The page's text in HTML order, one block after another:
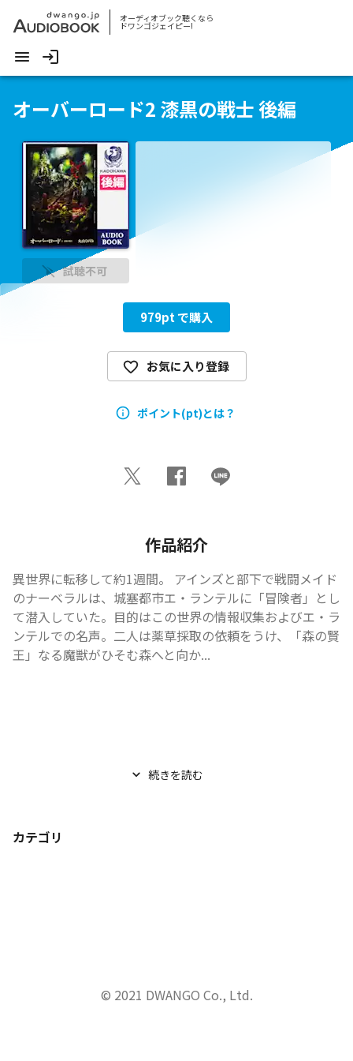
オーディオブック聴くなら
ドワンゴジェイピー!
オーバーロード2 漆黒の戦士 後編
試聴不可
979pt で購入
お気に入り登録
ポイント(pt)とは？
作品紹介
異世界に転移して約1週間。 アインズと部下で戦闘メイド
のナーベラルは、城塞都市エ・ランテルに「冒険者」とし
て潜入していた。目的はこの世界の情報収集およびエ・ラ
ンテルでの名声。二人は薬草採取の依頼をうけ、「森の賢
王」なる魔獣がひそむ森へと向か...
続きを読む
カテゴリ
© 2021 DWANGO Co., Ltd.